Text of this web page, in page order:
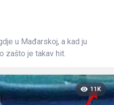
u Mađarskoj, a kad ju
zašto je takav hit.
11K